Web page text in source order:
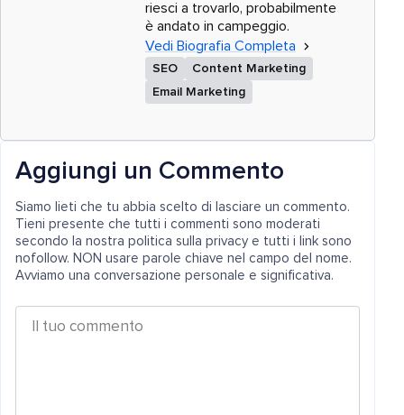
riesci a trovarlo, probabilmente
è andato in campeggio.
Vedi Biografia Completa
SEO
Content Marketing
Email Marketing
Aggiungi un Commento
Siamo lieti che tu abbia scelto di lasciare un commento.
Tieni presente che tutti i commenti sono moderati
secondo la nostra politica sulla privacy e tutti i link sono
nofollow. NON usare parole chiave nel campo del nome.
Avviamo una conversazione personale e significativa.